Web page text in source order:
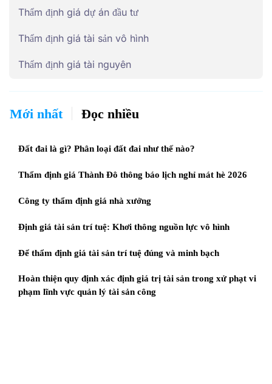
Thẩm định giá dự án đầu tư
Thẩm định giá tài sản vô hình
Thẩm định giá tài nguyên
Mới nhất Đọc nhiều
Đất đai là gì? Phân loại đất đai như thế nào?
Thẩm định giá Thành Đô thông báo lịch nghỉ mát hè 2026
Công ty thẩm định giá nhà xưởng
Định giá tài sản trí tuệ: Khơi thông nguồn lực vô hình
Để thẩm định giá tài sản trí tuệ đúng và minh bạch
Hoàn thiện quy định xác định giá trị tài sản trong xử phạt vi
phạm lĩnh vực quản lý tài sản công